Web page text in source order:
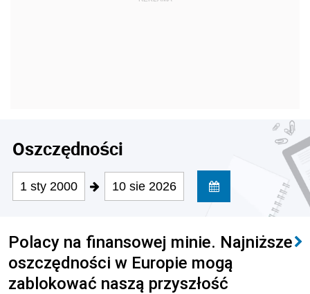
Oszczędności
1 sty 2000 10 sie 2026
Polacy na finansowej minie. Najniższe
oszczędności w Europie mogą
zablokować naszą przyszłość